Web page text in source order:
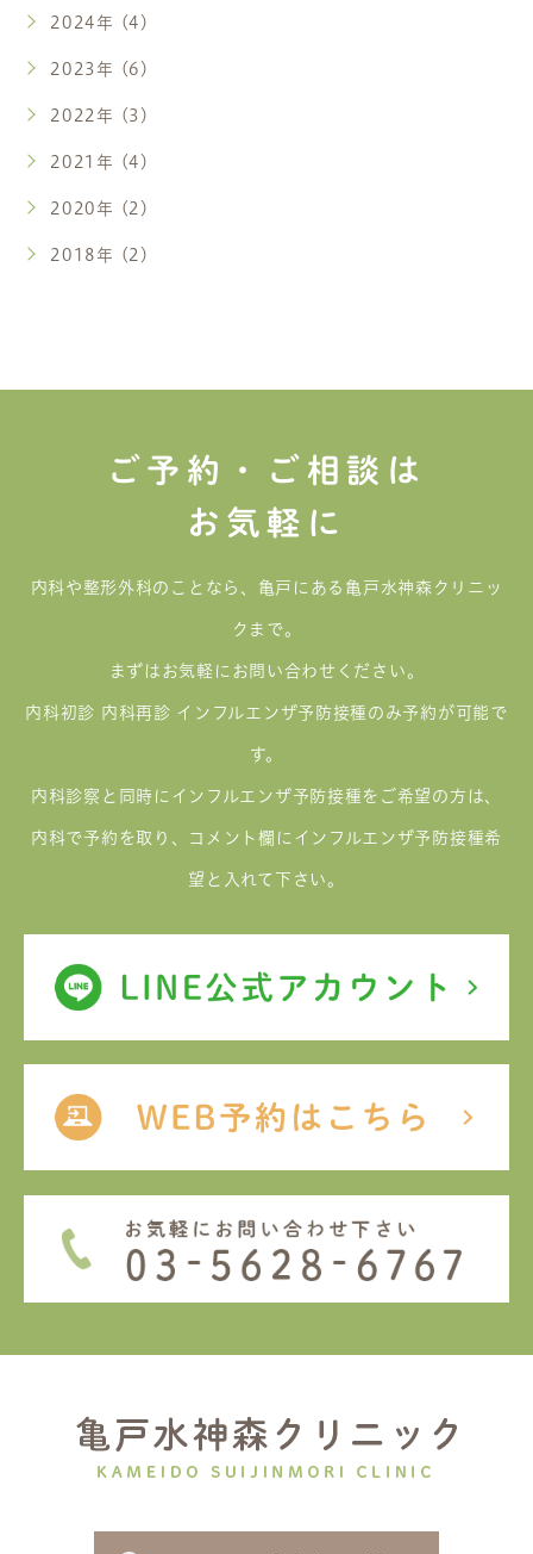
2024年 (4)
2023年 (6)
2022年 (3)
2021年 (4)
2020年 (2)
2018年 (2)
ご予約・ご相談は
お気軽に
内科や整形外科のことなら、亀戸にある亀戸水神森クリニッ
クまで。
まずはお気軽にお問い合わせください。
内科初診 内科再診 インフルエンザ予防接種のみ予約が可能で
す。
内科診察と同時にインフルエンザ予防接種をご希望の方は、
内科で予約を取り、コメント欄にインフルエンザ予防接種希
望と入れて下さい。